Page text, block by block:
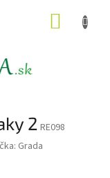
2 RE098
Grada